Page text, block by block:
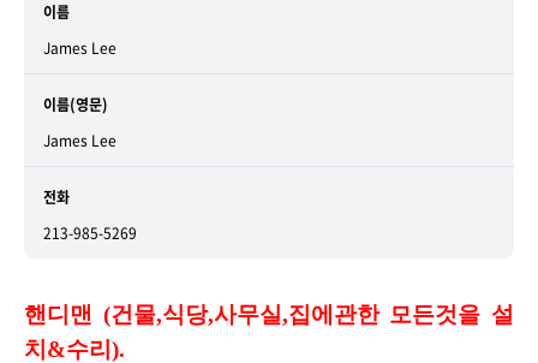
이름
James Lee
이름(영문)
James Lee
전화
213-985-5269
핸디맨 (건물,식당,사무실,집에관한 모든것을 설
치&수리).